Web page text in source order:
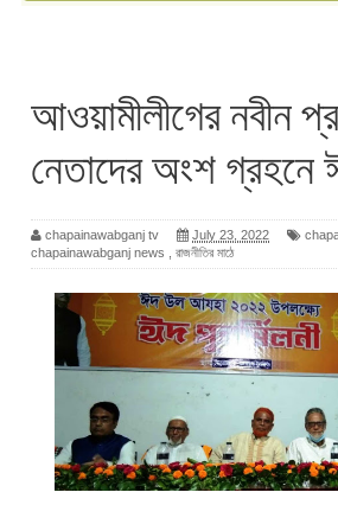
আওয়ামীলীগের নবীন
নেতাদের অংশ গ্রহনে
chapainawabganj tv July 23, 2022
chapainawabganj news
রাজনীতির মাঠে